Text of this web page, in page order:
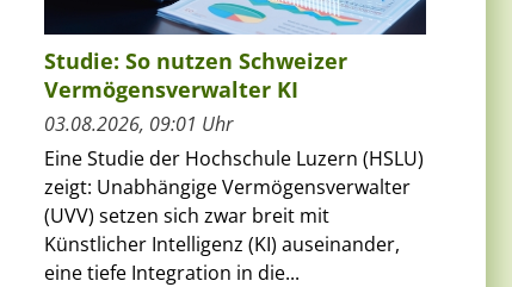
Studie: So nutzen Schweizer
Vermögensverwalter KI
03.08.2026, 09:01 Uhr
Eine Studie der Hochschule Luzern (HSLU)
zeigt: Unabhängige Vermögensverwalter
(UVV) setzen sich zwar breit mit
Künstlicher Intelligenz (KI) auseinander,
eine tiefe Integration in die...